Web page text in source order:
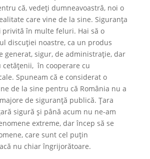
că, vedeți dumneavoastră, noi o
care vine de la sine. Siguranța
privită în multe feluri. Hai să o
discuției noastre, ca un produs
generat, sigur, de administrație, dar
cetățenii, în cooperare cu
Spuneam că e considerat o
de la sine pentru că România nu a
de siguranță publică. Țara
sigură și până acum nu ne-am
extreme, dar încep să se
care sunt cel puțin
nu chiar îngrijorătoare.